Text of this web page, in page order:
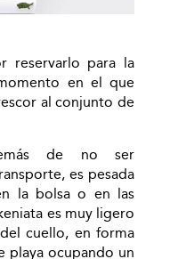
reservarlo para la
en el que
al conjunto de
de no ser
es pesada
la bolsa o en las
es muy ligero
cuello, en forma
playa ocupando un